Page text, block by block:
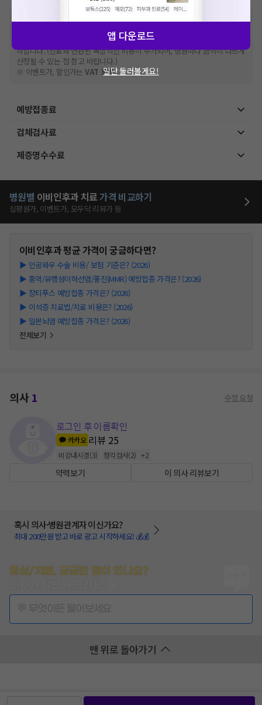
※비급여 항목의 경우,추가비용 등으로 실제 가격과 상이할 수 있으니, 정확
한 가격은 해당 의료기관에 직접 문의해주세요.
건강보험심사평가원에 고지되어 있는 급여 진료 기준 가
격입니다. (진료와 연관된 복합적인 비용이 추가되어, 병원마다 금액이 다르게
산정될 수 있는 점 참고 바랍니다.)
※ 이벤트가, 할인가는VAT 포함
예방접종료
검체검사료
제증명수수료
병원별 이비인후과 치료가격 비교하기
심평원가, 이벤트가, 모두닥 리뷰가 등
이비인후과평균 가격이 궁금하다면?
▶ 인공와우 수술 비용/ 보험 기준은? (2026)
▶ 홍역/유행성이하선염/풍진(MMR) 예방접종 가격은? (2026)
▶ 장티푸스 예방접종 가격은? (2026)
▶ 이석증 치료법/치료 비용은? (2026)
▶ 일본뇌염 예방접종 가격은? (2026)
전체보기
의사1 수정 요청
로그인 후 이름확인
카카오 리뷰 25
비강내시경(3) 청각검사(2) +2
약력보기 이 의사 리뷰보기
혹시 의사·병원관계자 이신가요?
최대 200만원 받고 바로 광고 시작하세요! 💰💰
증상/치료, 궁금한 점이 있나요?
맨 위로 돌아가기
앱 다운로드
일단 둘러볼게요!